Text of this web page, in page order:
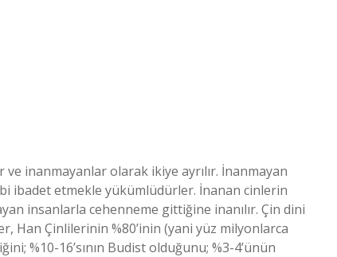
inanmayanlar olarak ikiye ayrılır. İnanmayan
ibadet etmekle yükümlüdürler. İnanan cinlerin
insanlarla cehenneme gittiğine inanılır. Çin dini
Han Çinlilerinin %80’inin (yani yüz milyonlarca
%10-16’sının Budist olduğunu; %3-4’ünün